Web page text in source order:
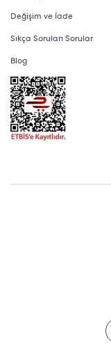
Değişim ve İade
Sıkça Sorulan Sorular
Blog